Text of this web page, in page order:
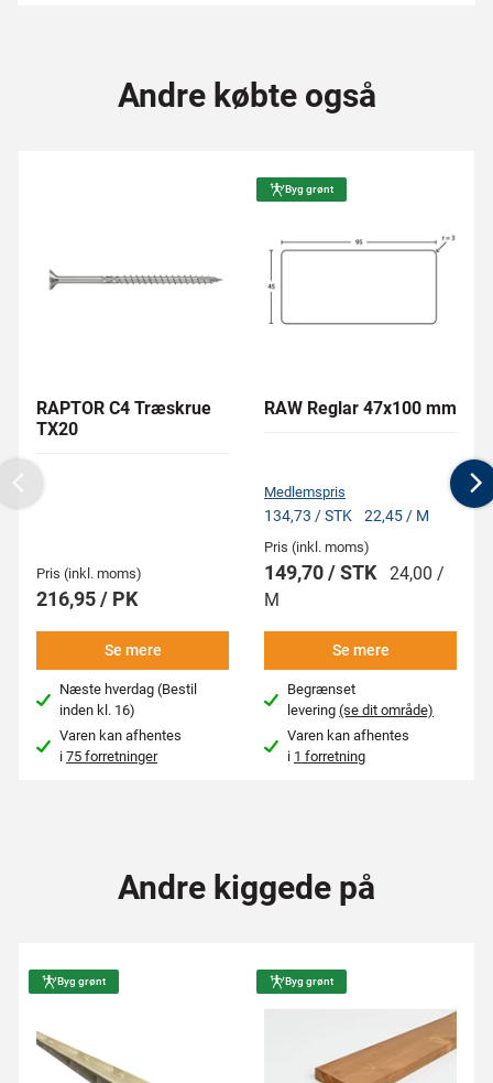
Andre købte også
RAPTOR C4 Træskrue
TX20
Pris (inkl. moms)
216,95 / PK
Se mere
Næste hverdag (Bestil
inden kl. 16)
Varen kan afhentes
i75 forretninger
Byg grønt
RAW Reglar 47x100 mm
Medlemspris
134,73 / STK 22,45 / M
Pris (inkl. moms)
149,70 / STK 24,00 /
M
Se mere
Begrænset
levering(se dit område)
Varen kan afhentes
i 1 forretning
Previous
Andre kiggede på
Byg grønt Byg grønt